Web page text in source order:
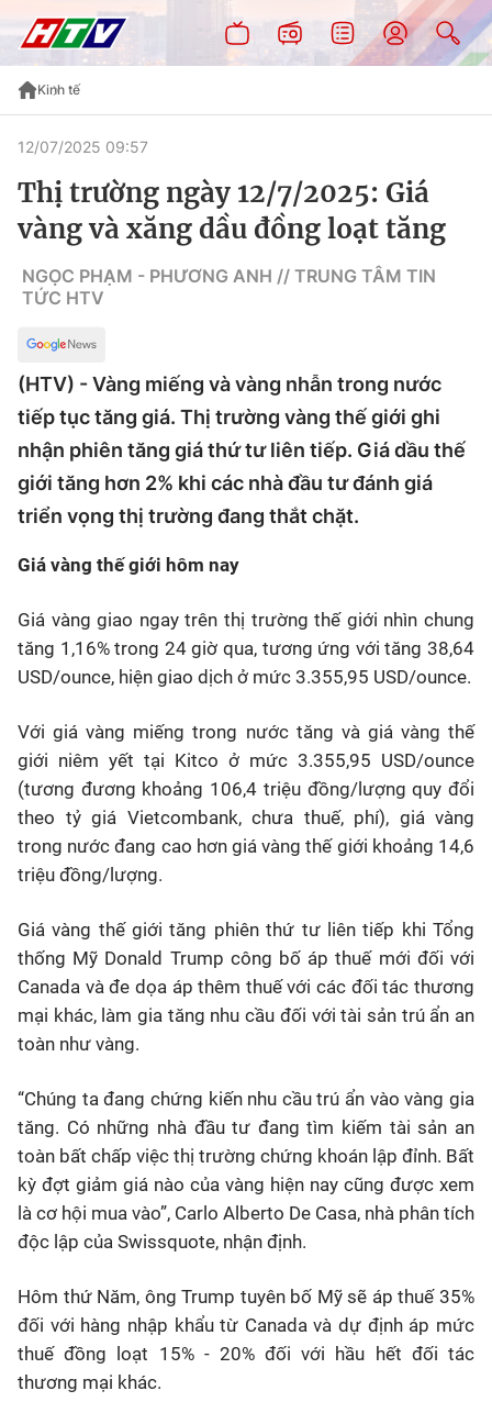
Kinh tế
12/07/2025 09:57
Thị trường ngày 12/7/2025: Giá
vàng và xăng dầu đồng loạt tăng
NGỌC PHẠM - PHƯƠNG ANH // TRUNG TÂM TIN
TỨC HTV
(HTV) - Vàng miếng và vàng nhẫn trong nước
tiếp tục tăng giá. Thị trường vàng thế giới ghi
nhận phiên tăng giá thứ tư liên tiếp. Giá dầu thế
giới tăng hơn 2% khi các nhà đầu tư đánh giá
triển vọng thị trường đang thắt chặt.
Giá vàng thế giới hôm nay
Giá vàng giao ngay trên thị trường thế giới nhìn chung
tăng 1,16% trong 24 giờ qua, tương ứng với tăng 38,64
USD/ounce, hiện giao dịch ở mức 3.355,95 USD/ounce.
Với giá vàng miếng trong nước tăng và giá vàng thế
giới niêm yết tại Kitco ở mức 3.355,95 USD/ounce
(tương đương khoảng 106,4 triệu đồng/lượng quy đổi
theo tỷ giá Vietcombank, chưa thuế, phí), giá vàng
trong nước đang cao hơn giá vàng thế giới khoảng 14,6
triệu đồng/lượng.
Giá vàng thế giới tăng phiên thứ tư liên tiếp khi Tổng
thống Mỹ Donald Trump công bố áp thuế mới đối với
Canada và đe dọa áp thêm thuế với các đối tác thương
mại khác, làm gia tăng nhu cầu đối với tài sản trú ẩn an
toàn như vàng.
“Chúng ta đang chứng kiến nhu cầu trú ẩn vào vàng gia
tăng. Có những nhà đầu tư đang tìm kiếm tài sản an
toàn bất chấp việc thị trường chứng khoán lập đỉnh. Bất
kỳ đợt giảm giá nào của vàng hiện nay cũng được xem
là cơ hội mua vào”, Carlo Alberto De Casa, nhà phân tích
độc lập của Swissquote, nhận định.
Hôm thứ Năm, ông Trump tuyên bố Mỹ sẽ áp thuế 35%
đối với hàng nhập khẩu từ Canada và dự định áp mức
thuế đồng loạt 15% - 20% đối với hầu hết đối tác
thương mại khác.